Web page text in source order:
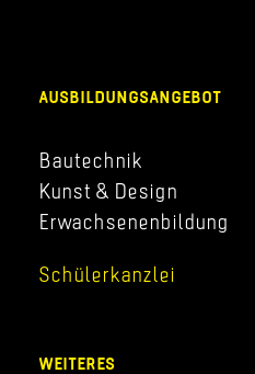
AUSBILDUNGSANGEBOT
Bautechnik
Kunst & Design
Erwachsenenbildung
Schülerkanzlei
WEITERES